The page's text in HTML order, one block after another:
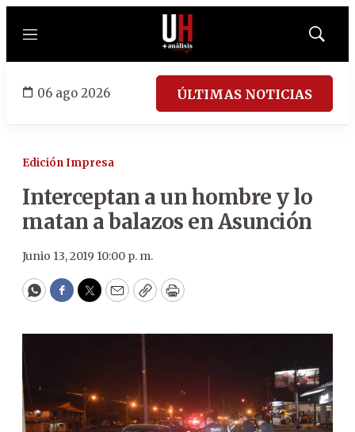
Menú
Mostrar
06 ago 2026 ÚLTIMAS NOTICIAS
Edición Impresa
Interceptan a un hombre y lo
matan a balazos en Asunción
Junio 13, 2019 10:00 p. m.
WhatsApp
Facebook
Twitter
EmailCopyPrint